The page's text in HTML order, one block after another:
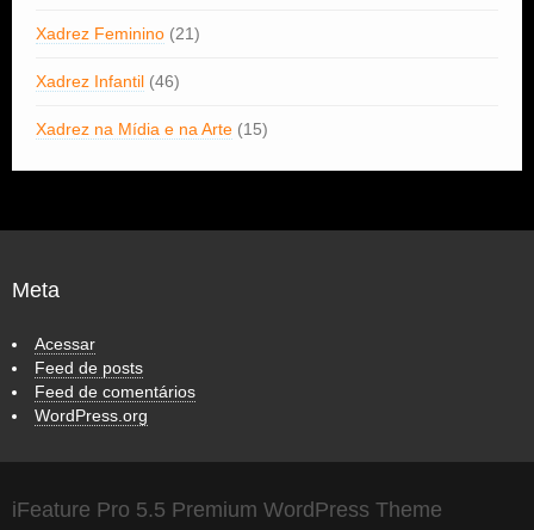
Xadrez Feminino (21)
Xadrez Infantil (46)
Xadrez na Mídia e na Arte (15)
Meta
Acessar
Feed de posts
Feed de comentários
WordPress.org
iFeature Pro 5.5 Premium WordPress Theme